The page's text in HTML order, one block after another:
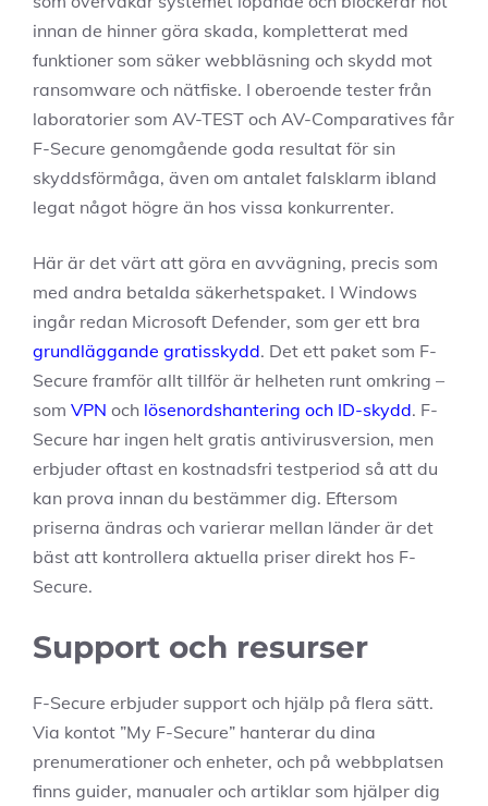
innan de hinner göra skada, kompletterat med
funktioner som säker webbläsning och skydd mot
ransomware och nätfiske. I oberoende tester från
laboratorier som AV-TEST och AV-Comparatives får
F-Secure genomgående goda resultat för sin
skyddsförmåga, även om antalet falsklarm ibland
legat något högre än hos vissa konkurrenter.
Här är det värt att göra en avvägning, precis som
med andra betalda säkerhetspaket. I Windows
ingår redan Microsoft Defender, som ger ett bra
grundläggande gratisskydd. Det ett paket som F-
Secure framför allt tillför är helheten runt omkring –
som VPN och lösenordshantering och ID-skydd. F-
Secure har ingen helt gratis antivirusversion, men
erbjuder oftast en kostnadsfri testperiod så att du
kan prova innan du bestämmer dig. Eftersom
priserna ändras och varierar mellan länder är det
bäst att kontrollera aktuella priser direkt hos F-
Secure.
Support och resurser
F-Secure erbjuder support och hjälp på flera sätt.
Via kontot ”My F-Secure” hanterar du dina
prenumerationer och enheter, och på webbplatsen
finns guider, manualer och artiklar som hjälper dig